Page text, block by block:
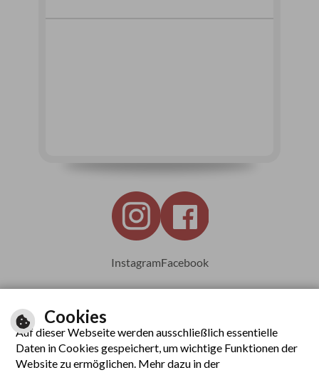
InstagramFacebook
Leichte Sprache
Cookies
Auf dieser Webseite werden ausschließlich essentielle
Daten in Cookies gespeichert, um wichtige Funktionen der
Website zu ermöglichen. Mehr dazu in der